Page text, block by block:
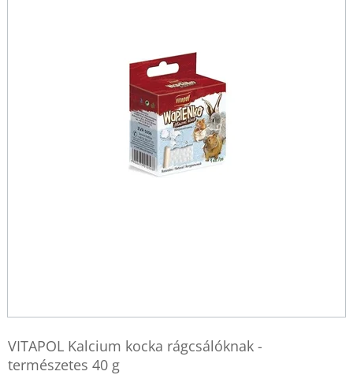
VITAPOL Kalcium kocka rágcsálóknak -
természetes 40 g